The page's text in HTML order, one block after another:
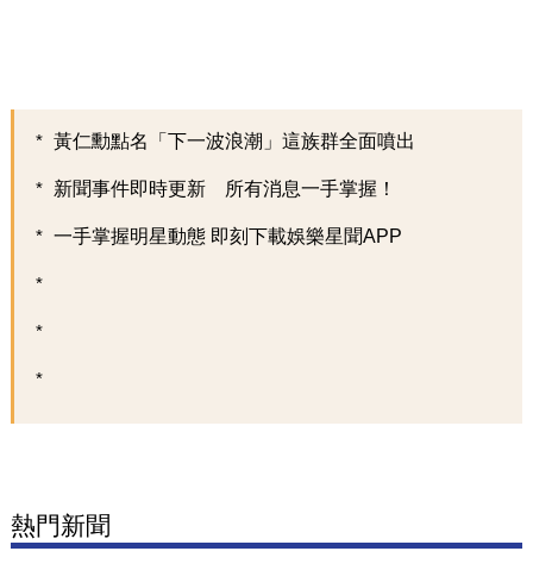
黃仁勳點名「下一波浪潮」這族群全面噴出
新聞事件即時更新 所有消息一手掌握！
一手掌握明星動態 即刻下載娛樂星聞APP
熱門新聞